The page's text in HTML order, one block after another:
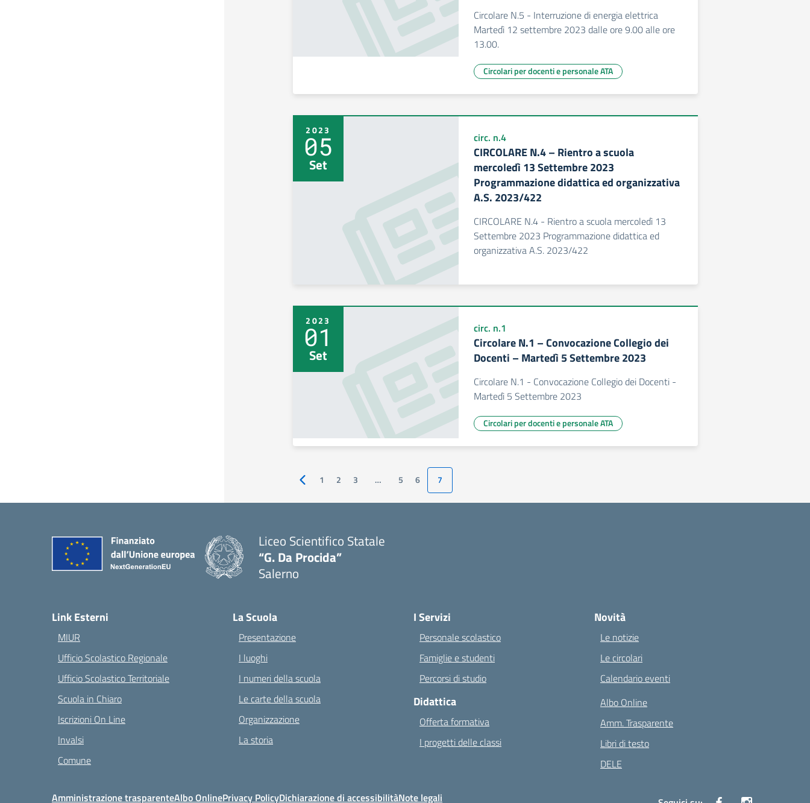
Circolare N.5 - Interruzione di energia elettrica
Martedì 12 settembre 2023 dalle ore 9.00 alle ore
13.00.
Circolari per docenti e personale ATA
2023
05
Set
circ. n.4
CIRCOLARE N.4 – Rientro a scuola
mercoledì 13 Settembre 2023
Programmazione didattica ed organizzativa
A.S. 2023/422
CIRCOLARE N.4 - Rientro a scuola mercoledì 13
Settembre 2023 Programmazione didattica ed
organizzativa A.S. 2023/422
2023
01
Set
circ. n.1
Circolare N.1 – Convocazione Collegio dei
Docenti – Martedì 5 Settembre 2023
Circolare N.1 - Convocazione Collegio dei Docenti -
Martedì 5 Settembre 2023
Circolari per docenti e personale ATA
Pagina precedente
1 2 3 … 5 6 7
Liceo Scientifico Statale
“G. Da Procida”
Salerno
Link Esterni
MIUR
Ufficio Scolastico Regionale
Ufficio Scolastico Territoriale
Scuola in Chiaro
Iscrizioni On Line
Invalsi
Comune
La Scuola
Presentazione
I luoghi
I numeri della scuola
Le carte della scuola
Organizzazione
La storia
I Servizi
Personale scolastico
Famiglie e studenti
Percorsi di studio
Didattica
Offerta formativa
I progetti delle classi
Novità
Le notizie
Le circolari
Calendario eventi
Albo Online
Amm. Trasparente
Libri di testo
DELE
Amministrazione trasparenteAlbo OnlinePrivacy PolicyDichiarazione di accessibilitàNote legali